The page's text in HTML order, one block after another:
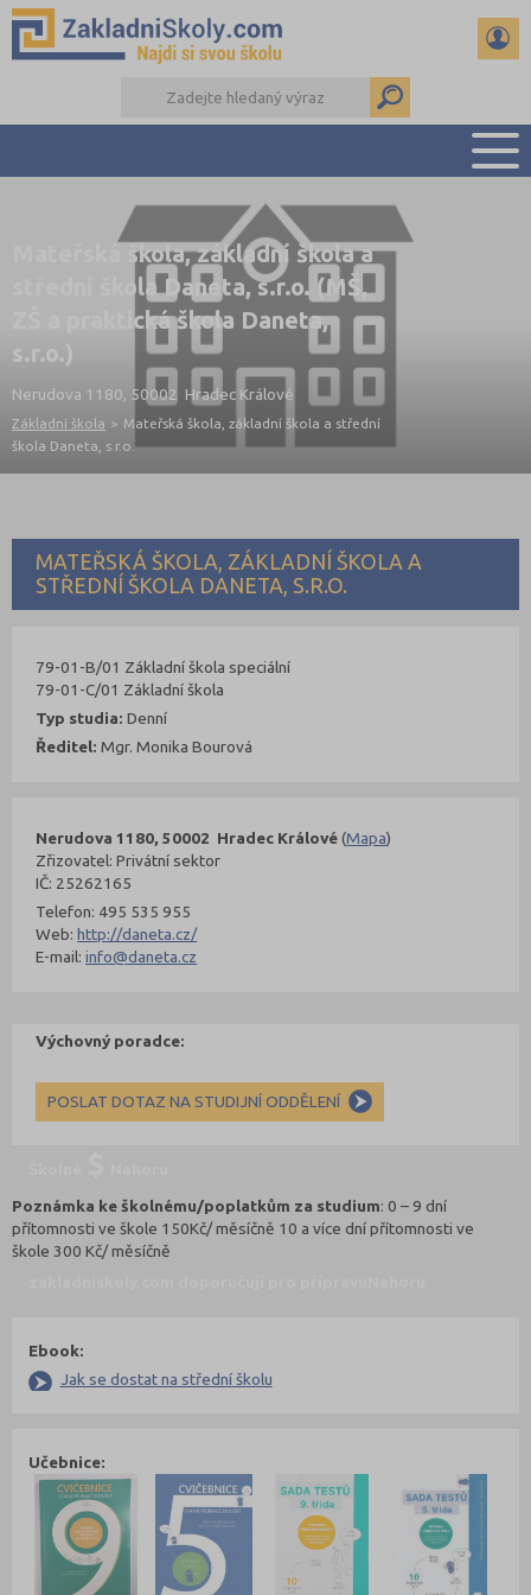
PŘEHLED ŠKOL
PŘIJÍMAČKY NA SŠ
RADY A ČLÁNKY
ČTENÁŘSKÝ DENÍK
DALŠÍ DRUHY ŠKOL
Mateřská škola, základní škola a
střední škola Daneta, s.r.o. (MŠ,
ZŠ a praktická škola Daneta,
s.r.o.)
Nerudova 1180, 50002 Hradec Králové
Základní škola > Mateřská škola, základní škola a střední
škola Daneta, s.r.o.
MATEŘSKÁ ŠKOLA, ZÁKLADNÍ ŠKOLA A
STŘEDNÍ ŠKOLA DANETA, S.R.O.
Nerudova 1180, 50002 Hradec Králové(Mapa)
Zřizovatel: Privátní sektor
IČ: 25262165
Telefon: 495 535 955
Web:http://daneta.cz/
E-mail:info@daneta.cz
79-01-B/01 Základní škola speciální
79-01-C/01 Základní škola
Typ studia: Denní
Ředitel: Mgr. Monika Bourová
Výchovný poradce:
POSLAT DOTAZ NA STUDIJNÍ ODDĚLENÍ
Poznámka ke školnému/poplatkům za studium: 0 – 9 dní
přítomnosti ve škole 150Kč/ měsíčně 10 a více dní přítomnosti ve
škole 300 Kč/ měsíčně
Ebook:
Jak se dostat na střední školu
Učebnice: